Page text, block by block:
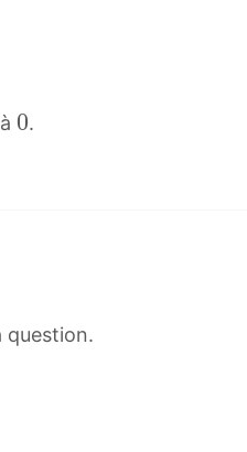
0
0.
question.